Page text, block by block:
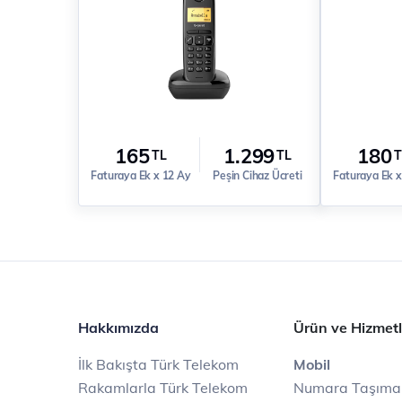
165TL
Faturaya Ek x 12 Ay
1.299TL
Peşin Cihaz Ücreti
180
Faturaya Ek
Hakkımızda
İlk Bakışta Türk Telekom
Rakamlarla Türk Telekom
Ürün ve
Mobil
Numara Taşıma